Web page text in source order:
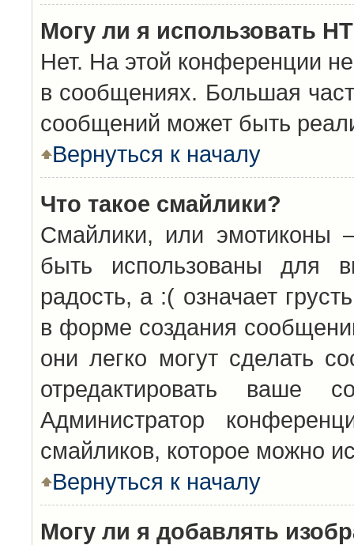
Могу ли я использовать
Нет. На этой конференции
в сообщениях. Большая
сообщений может быть
Вернуться к началу
Что такое смайлики?
Смайлики, или эмотиконы
быть использованы для
радость, а :( означает
в форме создания
они легко могут сделать
отредактировать ваше
Администратор
смайликов, которое можно
Вернуться к началу
Могу ли я добавлять